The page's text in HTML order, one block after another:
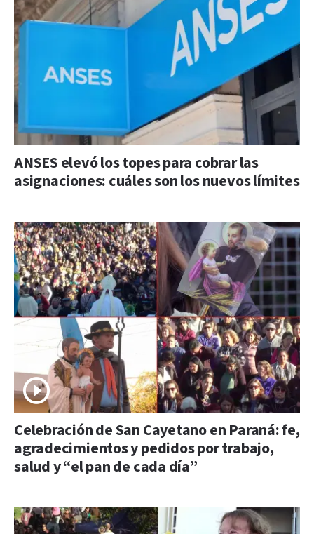
ANSES elevó los topes para cobrar las
asignaciones: cuáles son los nuevos límites
Celebración de San Cayetano en Paraná: fe,
agradecimientos y pedidos por trabajo,
salud y “el pan de cada día”